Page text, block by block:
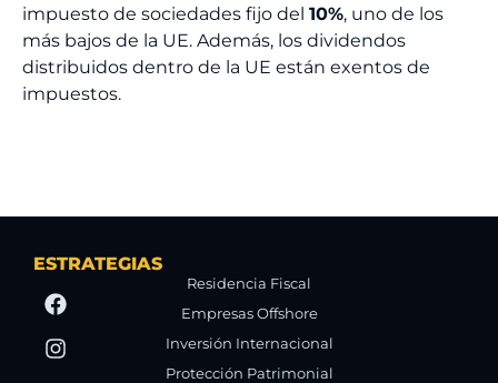
impuesto de sociedades fijo del 10%, uno de los
más bajos de la UE. Además, los dividendos
distribuidos dentro de la UE están exentos de
impuestos.
ESTRATEGIAS
Residencia Fiscal
Empresas Offshore
Inversión Internacional
Protección Patrimonial